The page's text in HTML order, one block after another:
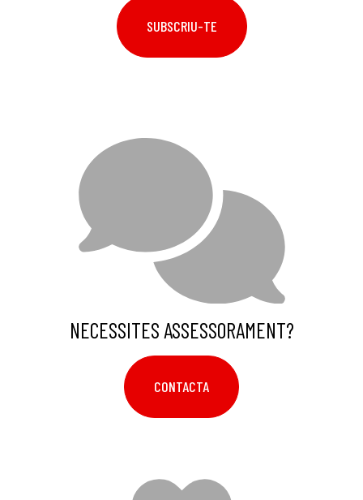
SUBSCRIU-TE
NECESSITES ASSESSORAMENT?
CONTACTA